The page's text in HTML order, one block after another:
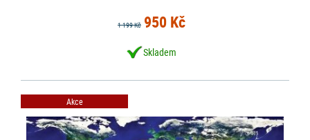
1 199 Kč 950 Kč
Skladem
Akce